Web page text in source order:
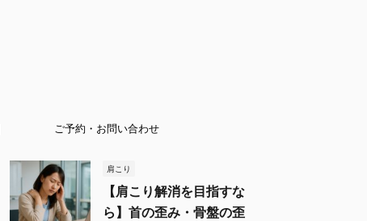
ご予約・お問い合わせ
肩こり
【肩こり解消を目指すな
ら】首の歪み・骨盤の歪